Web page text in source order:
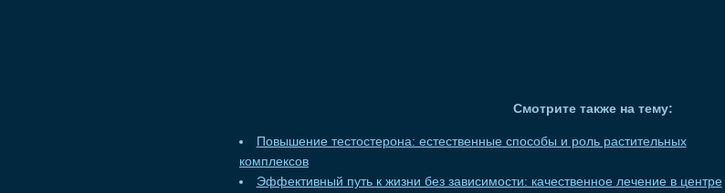
Смотрите также на тему:
Повышение тестостерона: естественные способы и роль растительных
комплексов
Эффективный путь к жизни без зависимости: качественное лечение в центре